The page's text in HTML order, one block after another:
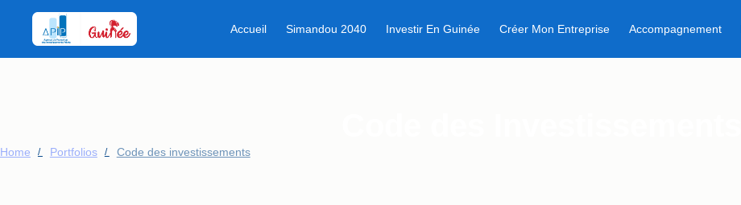
Accueil Simandou 2040 Investir En Guinée Créer Mon Entreprise Accompagnement
Home Portfolios Code des investissements